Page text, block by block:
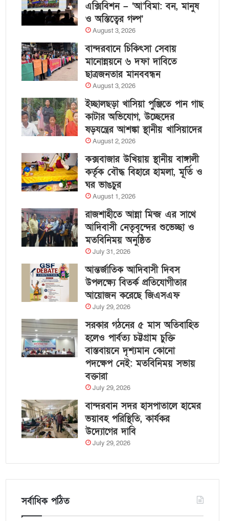
এক্সিবিশন – ‘আ’বিমা: বন, মানুষ
ও অস্তিত্বের গল্প’
August 3, 2026
বান্দরবানে চিকিৎসা সেবায়
মানোন্নয়নে ৬ দফা দাবিতে
ছাত্রজনতার মানববন্ধন
August 3, 2026
ইচ্ছালছড়া খাসিয়া পুঞ্জিতে পান গাছ
কাটার অভিযোগ, উচ্ছেদের
ষড়যন্ত্রের আশঙ্কা স্থানীয় খাসিয়াদের
August 2, 2026
কক্সবাজার উখিয়ায় স্থানীয় বাঙ্গালী
কর্তৃক বৌদ্ধ বিহারে হামলা, মূর্তি ও
ঘর ভাঙচুর
August 1, 2026
রাজশাহীতে আন্না মিন্জ এর সাথে
আদিবাসী নেতৃবৃন্দের শুভেচ্ছা ও
মতবিনিময় অনুষ্ঠিত
July 31, 2026
আন্তর্জাতিক আদিবাসী দিবস
উপলক্ষ্যে বিতর্ক প্রতিযোগীতার
আয়োজন করেছে জিএসএফ
July 29, 2026
সরকার গঠনের ৫ মাস অতিবাহিত
হলেও পার্বত্য চট্টগ্রাম চুক্তি
বাস্তবায়নে দৃশ্যমান কোনো
পদক্ষেপ নেই: মতবিনিময় সভায়
বক্তারা
July 29, 2026
বান্দরবান সদর হাসপাতালে হামের
ভয়াবহ পরিস্থিতি, কার্যকর
উদ্যোগের দাবি
July 29, 2026
সর্বাধিক পঠিত